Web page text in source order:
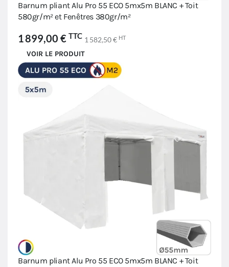
Barnum pliant Alu Pro 55 ECO 5mx5m BLANC + Toit
580gr/m² et Fenêtres 380gr/m²
1 899,00 € TTC 1 582,50 € HT
VOIR LE PRODUIT
Barnum pliant Alu Pro 55 ECO 5mx5m BLANC + Toit